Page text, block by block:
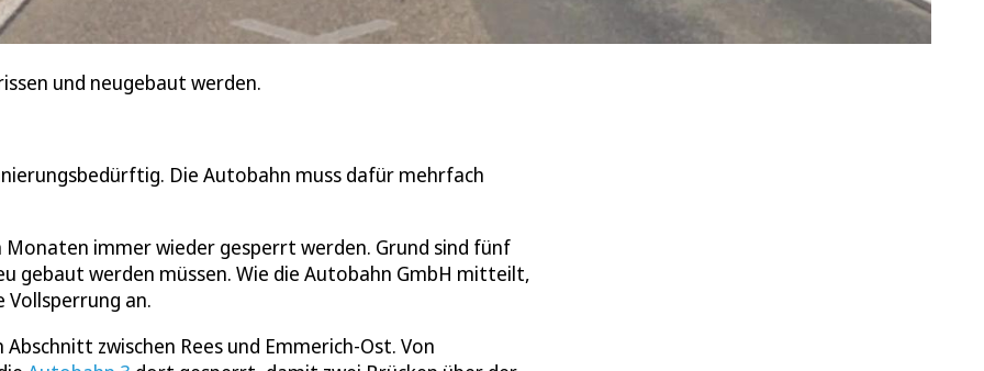
und neugebaut werden.
Die Autobahn muss dafür mehrfach
Monaten immer wieder gesperrt werden. Grund sind fünf
gebaut werden müssen. Wie die Autobahn GmbH mitteilt,
Vollsperrung an.
zwischen Rees und Emmerich-Ost. Von